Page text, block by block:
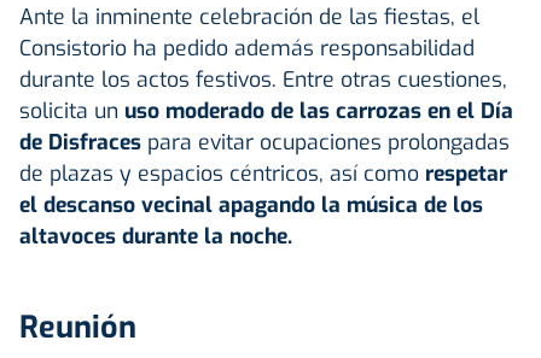
Ante la inminente celebración de las fiestas, el
Consistorio ha pedido además responsabilidad
durante los actos festivos. Entre otras cuestiones,
solicita un uso moderado de las carrozas en el Día
de Disfraces para evitar ocupaciones prolongadas
de plazas y espacios céntricos, así como respetar
el descanso vecinal apagando la música de los
altavoces durante la noche.
Reunión